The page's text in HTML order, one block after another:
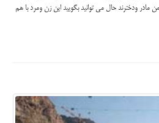
مادر ودخترند حال می توانید بگویید این زن ومرد با هم